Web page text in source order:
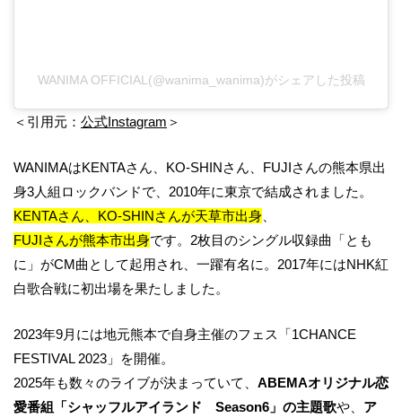
WANIMA OFFICIAL(@wanima_wanima)がシェアした投稿
＜引用元： 公式Instagram ＞
WANIMAはKENTAさん、KO-SHINさん、FUJIさんの熊本県出
身3人組ロックバンドで、2010年に東京で結成されました。
KENTAさん、KO-SHINさんが天草市出身
FUJIさんが熊本市出身です。2枚目のシングル収録曲「とも
に」がCM曲として起用され、一躍有名に。2017年にはNHK紅
白歌合戦に初出場を果たしました。
2023年9月には地元熊本で自身主催のフェス「1CHANCE
FESTIVAL 2023」を開催。
2025年も数々のライブが決まっていて、 ABEMAオリジナル恋
愛番組「シャッフルアイランド Season6」の主題歌や、 ア